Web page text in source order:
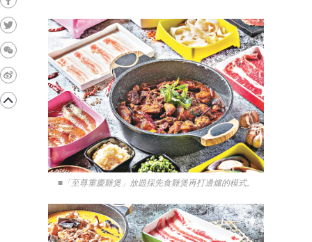
■「至尊重慶雞煲」放題採先食雞煲再打邊爐的模式。